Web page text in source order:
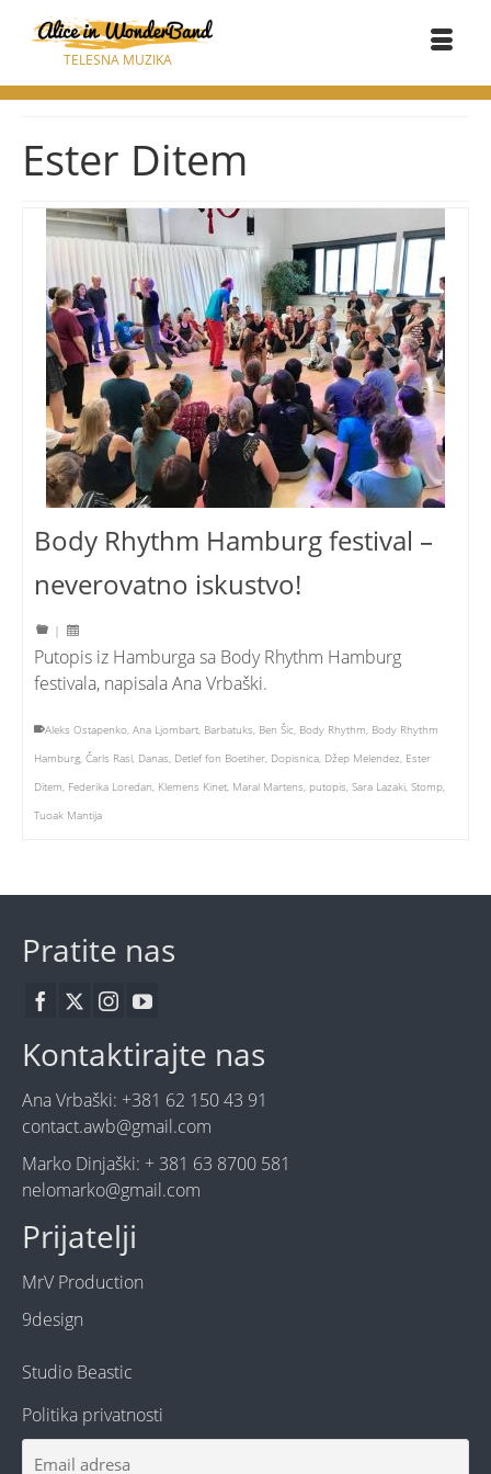
TELESNA MUZIKA
Ester Ditem
Body Rhythm Hamburg festival –
neverovatno iskustvo!
|
Putopis iz Hamburga sa Body Rhythm Hamburg
festivala, napisala Ana Vrbaški.
Aleks Ostapenko, Ana Ljombart, Barbatuks, Ben Šic, Body Rhythm, Body Rhythm
Hamburg, Čarls Rasl, Danas, Detlef fon Boetiher, Dopisnica, Džep Melendez, Ester
Ditem, Federika Loredan, Klemens Kinet, Maral Martens, putopis, Sara Lazaki, Stomp,
Tuoak Mantija
Pratite nas
Kontaktirajte nas
Ana Vrbaški: +381 62 150 43 91
contact.awb@gmail.com
Marko Dinjaški: + 381 63 8700 581
nelomarko@gmail.com
Prijatelji
MrV Production
9design
Studio Beastic
Politika privatnosti